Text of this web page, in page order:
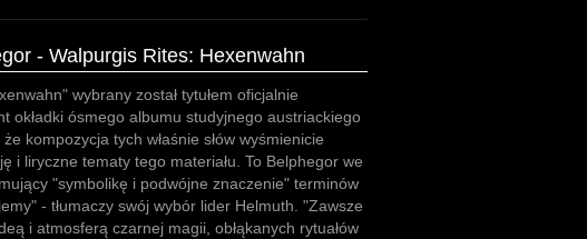
- Walpurgis Rites: Hexenwahn
wybrany został tytułem oficjalnie
okładki ósmego albumu studyjnego austriackiego
kompozycja tych właśnie słów wyśmienicie
i liryczne tematy tego materiału. To Belphegor we
"symbolikę i podwójne znaczenie" terminów
- tłumaczy swój wybór lider Helmuth. "Zawsze
i atmosferą czarnej magii, obłąkanych rytuałów